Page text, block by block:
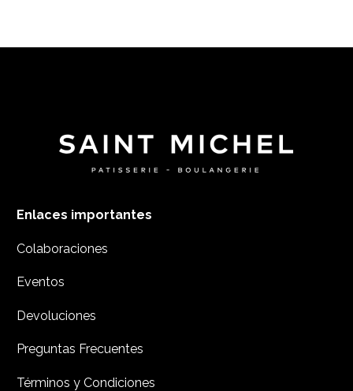
Enlaces importantes
Colaboraciones
Eventos
Devoluciones
Preguntas Frecuentes
Términos y Condiciones